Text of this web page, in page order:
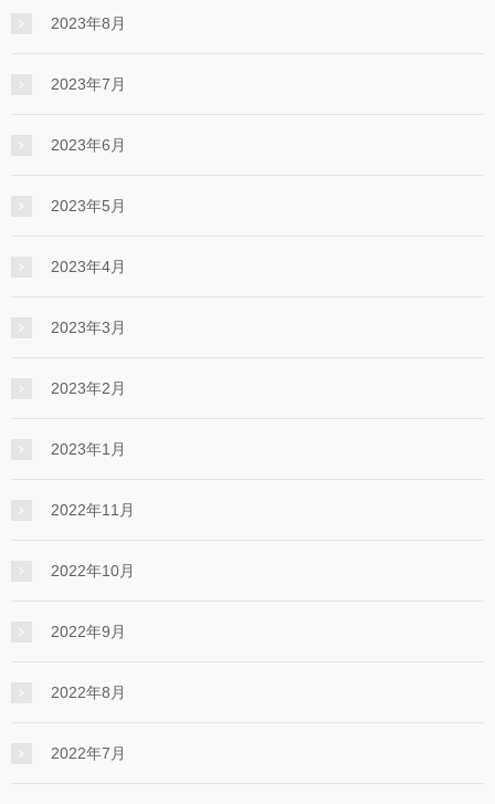
2023年8月
2023年7月
2023年6月
2023年5月
2023年4月
2023年3月
2023年2月
2023年1月
2022年11月
2022年10月
2022年9月
2022年8月
2022年7月